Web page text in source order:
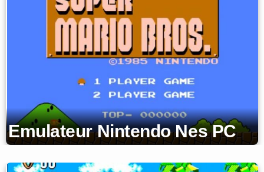
Emulateur Nintendo Nes PC